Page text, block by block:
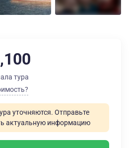
тура
уточняются. Отправьте
актуальную информацию